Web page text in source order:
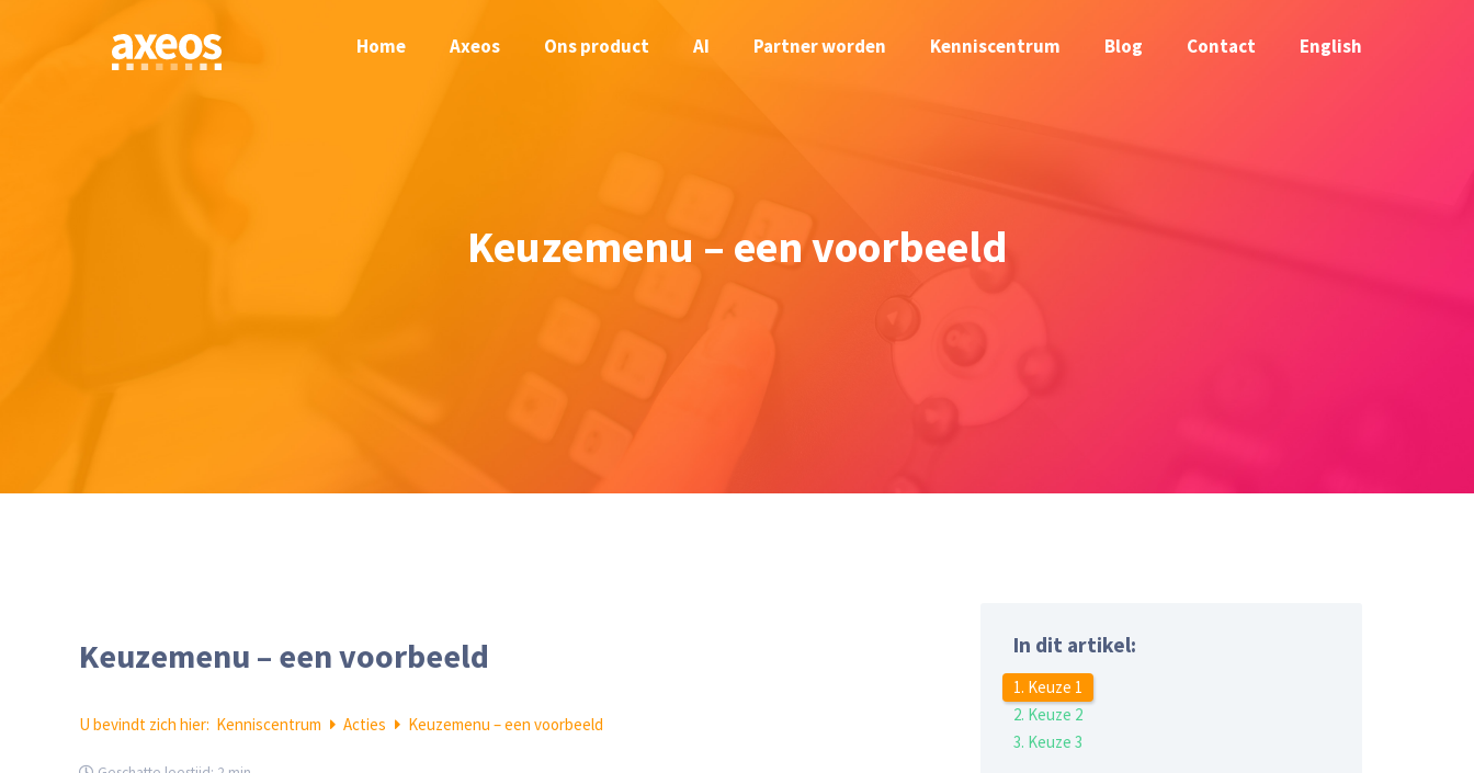
Home Axeos Ons product AI Partner worden Kenniscentrum Blog Contact English
Keuzemenu – een voorbeeld
Keuzemenu – een voorbeeld
U bevindt zich hier: Kenniscentrum Acties Keuzemenu – een voorbeeld
In dit artikel:
1. Keuze 1
2. Keuze 2
3. Keuze 3